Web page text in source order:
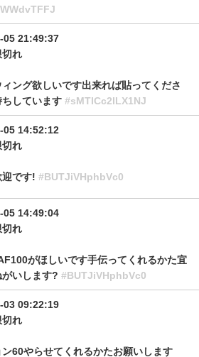
05 21:49:37
切れ
ング欲しいです出来れば貼ってくださ
ちしています #sMTlCc2lLX1NJ
05 14:52:12
切れ
です! #BUTJiVHphbVc0
05 14:49:04
切れ
がほしいです手伝ってくれるかた宜
がいします? #BUTJiVHphbVc0
03 09:22:19
切れ
ン60やらせてくれるかたお願いします